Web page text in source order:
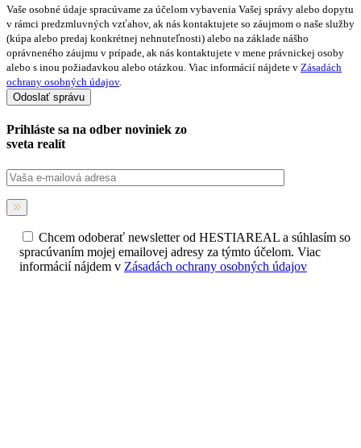
Vaše osobné údaje spracúvame za účelom vybavenia Vašej správy alebo dopytu
v rámci predzmluvných vzťahov, ak nás kontaktujete so záujmom o naše služby
(kúpa alebo predaj konkrétnej nehnuteľnosti) alebo na základe nášho
oprávneného záujmu v prípade, ak nás kontaktujete v mene právnickej osoby
alebo s inou požiadavkou alebo otázkou. Viac informácií nájdete v Zásadách
ochrany osobných údajov.
Prihláste sa na odber noviniek zo
sveta realít
Chcem odoberať newsletter od HESTIAREAL a súhlasím so
spracúvaním mojej emailovej adresy za týmto účelom. Viac
informácií nájdem v Zásadách ochrany osobných údajov